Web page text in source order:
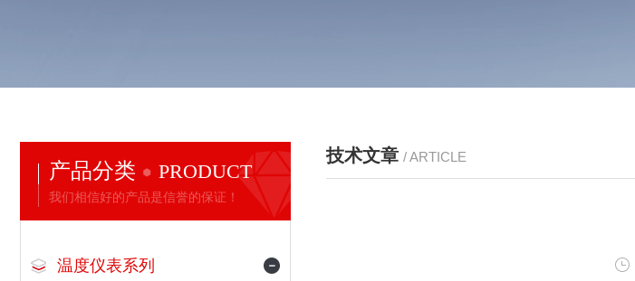
产品分类 PRODUCT
我们相信好的产品是信誉的保证！
温度仪表系列
技术文章 / ARTICLE